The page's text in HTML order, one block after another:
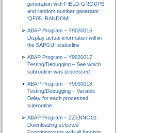
generation with FIELD-GROUPS
and random number generator
‘QF05_RANDOM’
ABAP Program – Y9030016:
Display actual information within
the SAPGUI statusline
ABAP Program – Y9030017:
Testing/Debugging – See which
subroutine was processed
ABAP Program – Y9030018:
Testing/Debugging – Variable
Delay for each processed
subroutine
ABAP Program – ZZENNO01:
Downloading selected
Functiongroups with all function